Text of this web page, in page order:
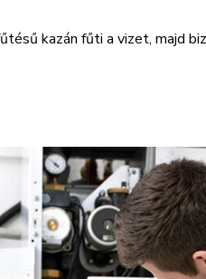
kazán fűti a vizet, majd